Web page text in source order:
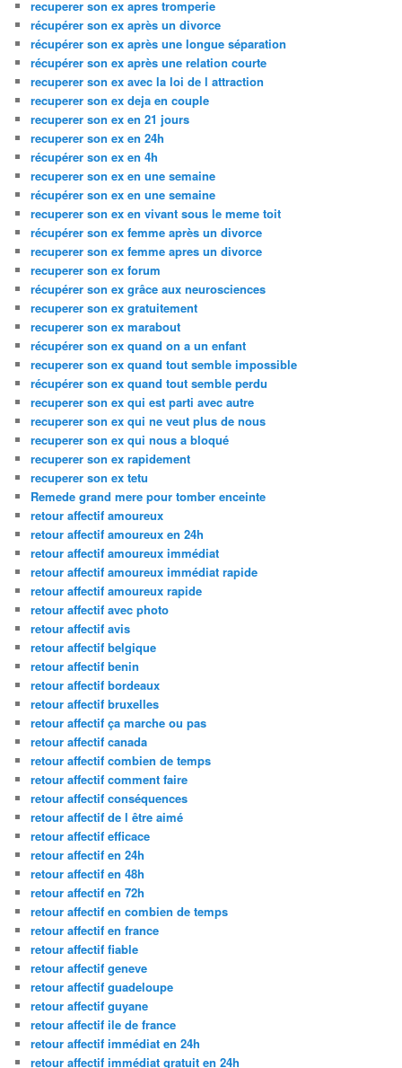
recuperer son ex apres tromperie
récupérer son ex après un divorce
récupérer son ex après une longue séparation
récupérer son ex après une relation courte
recuperer son ex avec la loi de l attraction
recuperer son ex deja en couple
recuperer son ex en 21 jours
recuperer son ex en 24h
récupérer son ex en 4h
recuperer son ex en une semaine
récupérer son ex en une semaine
recuperer son ex en vivant sous le meme toit
récupérer son ex femme après un divorce
recuperer son ex femme apres un divorce
recuperer son ex forum
récupérer son ex grâce aux neurosciences
recuperer son ex gratuitement
recuperer son ex marabout
récupérer son ex quand on a un enfant
recuperer son ex quand tout semble impossible
récupérer son ex quand tout semble perdu
recuperer son ex qui est parti avec autre
recuperer son ex qui ne veut plus de nous
recuperer son ex qui nous a bloqué
recuperer son ex rapidement
recuperer son ex tetu
Remede grand mere pour tomber enceinte
retour affectif amoureux
retour affectif amoureux en 24h
retour affectif amoureux immédiat
retour affectif amoureux immédiat rapide
retour affectif amoureux rapide
retour affectif avec photo
retour affectif avis
retour affectif belgique
retour affectif benin
retour affectif bordeaux
retour affectif bruxelles
retour affectif ça marche ou pas
retour affectif canada
retour affectif combien de temps
retour affectif comment faire
retour affectif conséquences
retour affectif de l être aimé
retour affectif efficace
retour affectif en 24h
retour affectif en 48h
retour affectif en 72h
retour affectif en combien de temps
retour affectif en france
retour affectif fiable
retour affectif geneve
retour affectif guadeloupe
retour affectif guyane
retour affectif ile de france
retour affectif immédiat en 24h
retour affectif immédiat gratuit en 24h